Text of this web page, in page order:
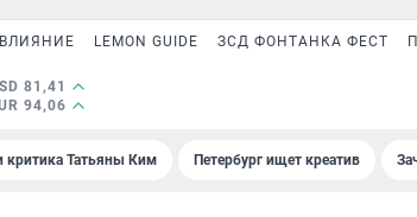
LEMON GUIDE ЗСД ФОНТАНКА ФЕСТ
81,41
94,06
критика Татьяны Ким Петербург ищет креатив